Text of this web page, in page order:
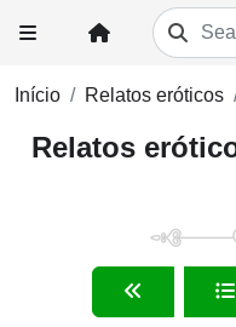
Início Relatos eróticos
Relatos